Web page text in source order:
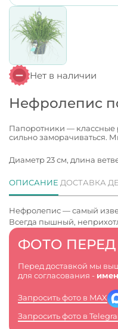
Нет в наличии
Нефролепис
Папоротники — классные
сильно заморачиваться.
Диаметр 23 см, длина
ФОТО
Перед доставкой мы
для согласования -
Запросить фото в MAX
Запросить фото в
ОПИСАНИЕ ДОСТАВКА
Нефролепис — самый
Всегда пышный,